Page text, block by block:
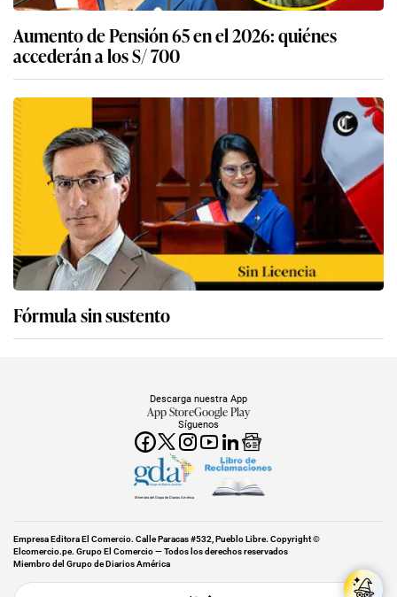
Aumento de Pensión 65 en el 2026: quiénes
accederán a los S/ 700
Fórmula sin sustento
Síguenos
Descarga nuestra App
App StoreGoogle Play
Miembro del Grupo de Diarios América
Empresa Editora El Comercio. Calle Paracas #532, Pueblo Libre. Copyright ©
Elcomercio.pe. Grupo El Comercio — Todos los derechos reservados
Miembro del Grupo de Diarios América